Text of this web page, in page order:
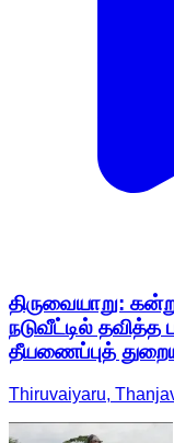
திருவையாறு:
நடுவீட்டில் தவித்த
தீயணைப்புத்
Thiruvaiyaru,